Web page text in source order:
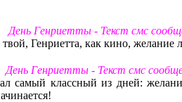
День Генриетты - Текст смс
Генриетта, как кино, желание
День Генриетты - Текст смс
самый классный из дней: